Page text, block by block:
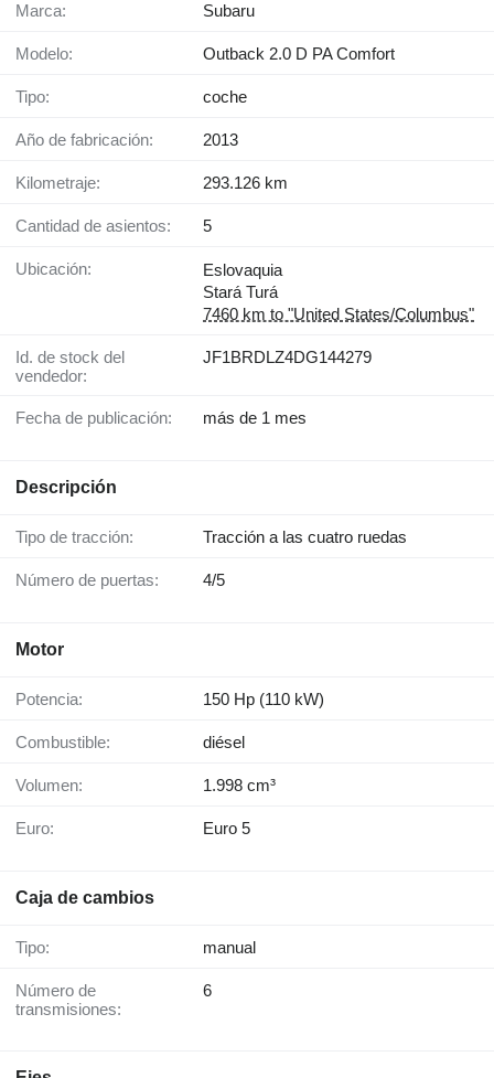
Marca: Subaru
Modelo: Outback 2.0 D PA Comfort
Tipo: coche
Año de fabricación: 2013
Kilometraje: 293.126 km
Cantidad de asientos: 5
Ubicación:
Eslovaquia
Stará Turá
7460 km to "United States/Columbus"
Id. de stock del
vendedor:
JF1BRDLZ4DG144279
Fecha de publicación: más de 1 mes
Descripción
Tipo de tracción: Tracción a las cuatro ruedas
Número de puertas: 4/5
Motor
Potencia: 150 Hp (110 kW)
Combustible: diésel
Volumen: 1.998 cm³
Euro: Euro 5
Caja de cambios
Tipo: manual
Número de
transmisiones:
6